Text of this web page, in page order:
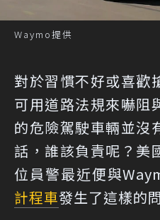
Waymo提供
對於習慣不好或喜歡
可用道路法規來嚇阻
的危險駕駛車輛並沒
話，誰該負責呢？美
位員警最近便與
計程車發生了這樣的